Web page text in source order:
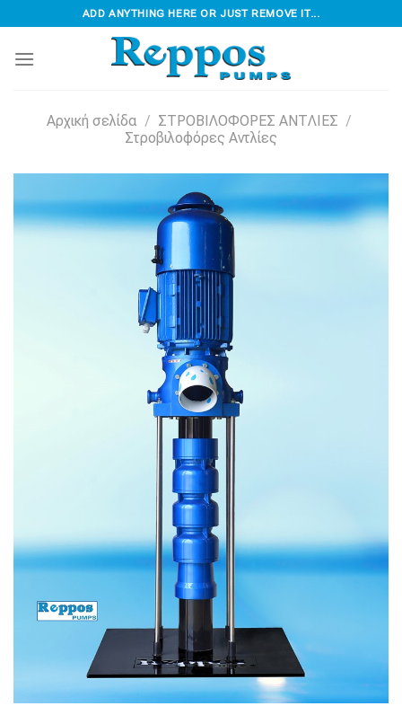
to
content
ADD ANYTHING HERE OR JUST REMOVE IT...
Αρχική σελίδα / ΣΤΡΟΒΙΛΟΦOΡΕΣ ΑΝΤΛΙΕΣ /
Στροβιλοφόρες Αντλίες